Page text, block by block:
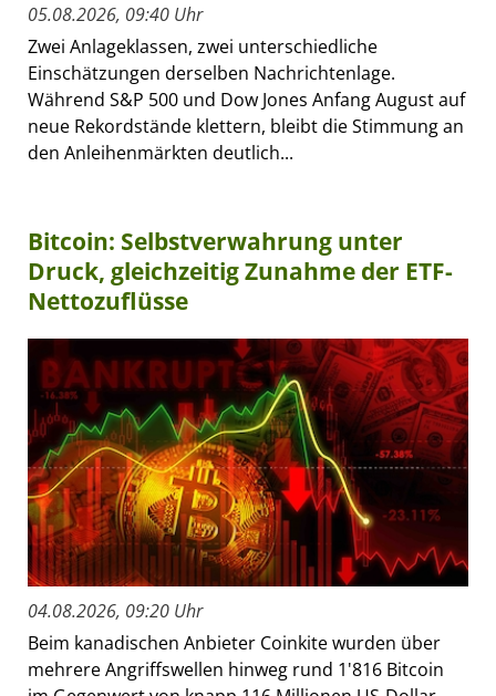
05.08.2026, 09:40 Uhr
Zwei Anlageklassen, zwei unterschiedliche
Einschätzungen derselben Nachrichtenlage.
Während S&P 500 und Dow Jones Anfang August auf
neue Rekordstände klettern, bleibt die Stimmung an
den Anleihenmärkten deutlich...
Bitcoin: Selbstverwahrung unter
Druck, gleichzeitig Zunahme der ETF-
Nettozuflüsse
04.08.2026, 09:20 Uhr
Beim kanadischen Anbieter Coinkite wurden über
mehrere Angriffswellen hinweg rund 1'816 Bitcoin